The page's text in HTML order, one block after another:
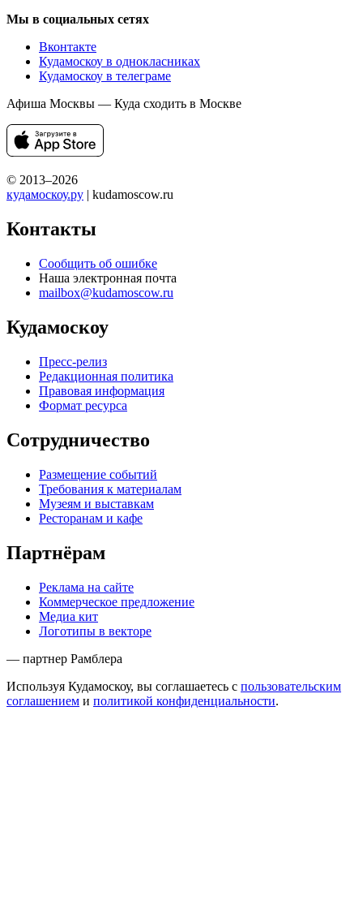
Мы в социальных сетях
Вконтакте
Кудамоскоу в однокласниках
Кудамоскоу в телеграме
Афиша Москвы — Куда сходить в Москве
© 2013–2026
кудамоскоу.ру | kudamoscow.ru
Контакты
Сообщить об ошибке
Наша электронная почта
mailbox@kudamoscow.ru
Кудамоскоу
Пресс-релиз
Редакционная политика
Правовая информация
Формат ресурса
Сотрудничество
Размещение событий
Требования к материалам
Музеям и выставкам
Ресторанам и кафе
Партнёрам
Реклама на сайте
Коммерческое предложение
Медиа кит
Логотипы в векторе
— партнер Рамблера
Используя Кудамоскоу, вы соглашаетесь с пользовательским
соглашением и политикой конфиденциальности.